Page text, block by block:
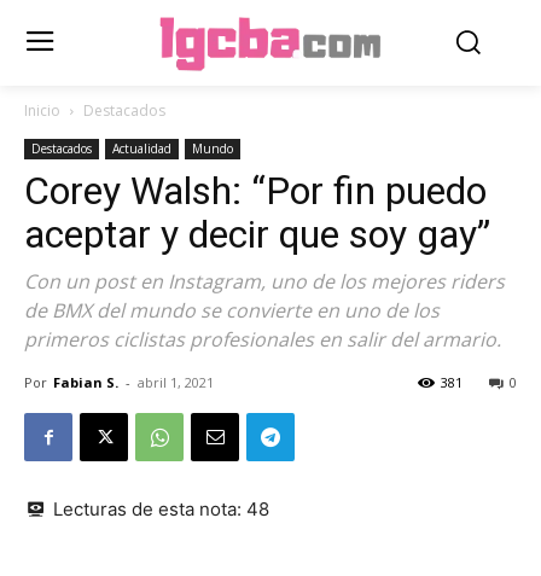
Inicio Destacados
Destacados Actualidad Mundo
Corey Walsh: “Por fin puedo
aceptar y decir que soy gay”
Con un post en Instagram, uno de los mejores riders
de BMX del mundo se convierte en uno de los
primeros ciclistas profesionales en salir del armario.
Por Fabian S. - abril 1, 2021 0
381
Lecturas de esta nota: 48